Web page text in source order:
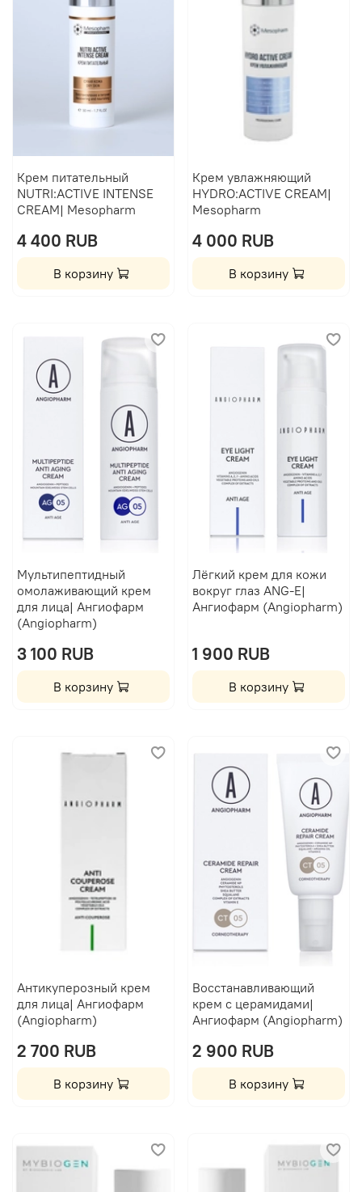
Крем питательный
NUTRI:ACTIVE INTENSE
CREAM| Mesopharm
4 400 RUB
В корзину
Крем увлажняющий
HYDRO:ACTIVE CREAM|
Mesopharm
4 000 RUB
В корзину
Мультипептидный
омолаживающий крем
для лица| Ангиофарм
(Angiopharm)
3 100 RUB
В корзину
Лёгкий крем для кожи
вокруг глаз ANG-E|
Ангиофарм (Angiopharm)
1 900 RUB
В корзину
Антикуперозный крем
для лица| Ангиофарм
(Angiopharm)
2 700 RUB
В корзину
Восстанавливающий
крем с церамидами|
Ангиофарм (Angiopharm)
2 900 RUB
В корзину